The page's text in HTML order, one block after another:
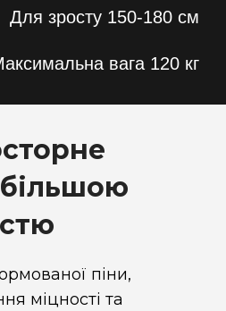
Для зросту 150-180 см
вага 120 кг
піни,
міцності та